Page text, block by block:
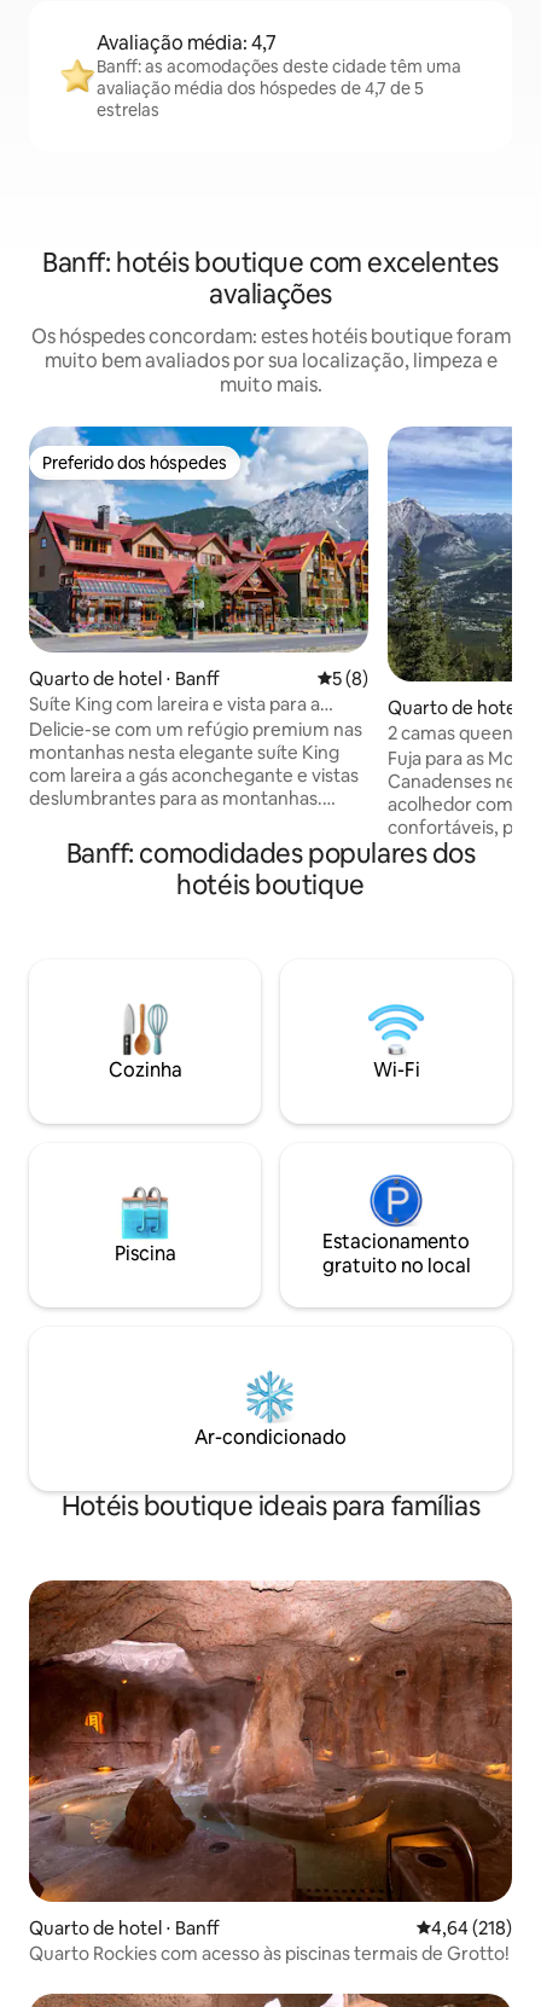
Avaliação média: 4,7
Banff: as acomodações deste cidade têm uma
avaliação média dos hóspedes de 4,7 de 5
estrelas
Banff: hotéis boutique com excelentes
avaliações
Os hóspedes concordam: estes hotéis boutique foram
muito bem avaliados por sua localização, limpeza e
muito mais.
Preferido dos hóspedes
Preferido dos hóspedes
Quarto de hotel ⋅ Banff 5 de uma avaliação média
5 (8)
Suíte King com lareira e vista para a
montanha
Delicie-se com um refúgio premium nas
montanhas nesta elegante suíte King
com lareira a gás aconchegante e vistas
deslumbrantes para as montanhas.
passos do vibrante centro da cidade,
esta suíte oferece a combinação
perfeita de conforto e aventura nas
a sauna e a sauna a vapor da pousada.
Wi-Fi gratuito, estacionamento
subterrâneo aquecido e passes de
ônibus Banff Roam garantem uma
Quarto de hotel ⋅
2 camas queen
hidromassagem
Fuja para as
Canadenses
acolhedor com
confortáveis,
amigos.
de
na sauna a vapor
gratuito,
aquecido e
Banff: comodidades populares dos
hotéis boutique
Cozinha Wi-Fi
Piscina
Estacionamento
gratuito no local
Ar-condicionado
Hotéis boutique ideais para famílias
Quarto de hotel ⋅ Banff 4,64 de uma
4,64 (218)
Quarto Rockies com acesso às piscinas termais de Grotto!